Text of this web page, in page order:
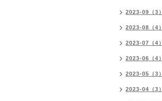
2023-09（3）
2023-08（4）
2023-07（4）
2023-06（4）
2023-05（3）
2023-04（3）